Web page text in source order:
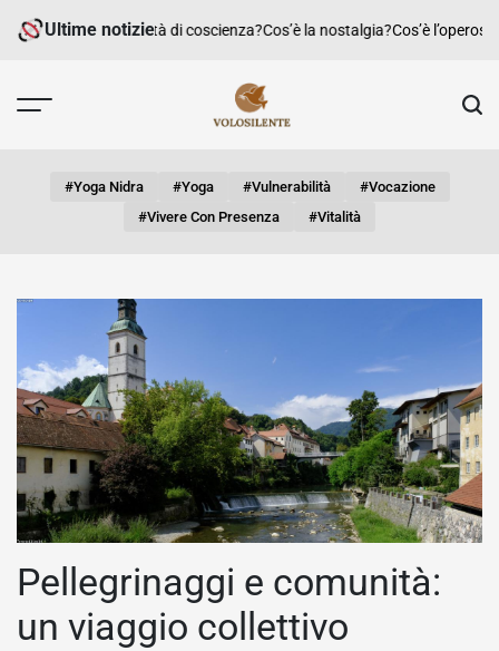
Ultime notizie
Cos’è la libertà di coscienza?Cos’è la nostalgia?Cos’è l’operosità?
#yoga Nidra #yoga #vulnerabilità
#vocazione
#vivere Con Presenza
#vitalità
Pellegrinaggi e comunità:
un viaggio collettivo